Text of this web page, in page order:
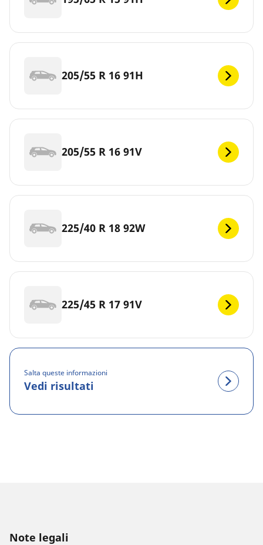
205/55 R 16 91H
205/55 R 16 91V
225/40 R 18 92W
225/45 R 17 91V
Salta queste informazioni
Vedi risultati
Note legali